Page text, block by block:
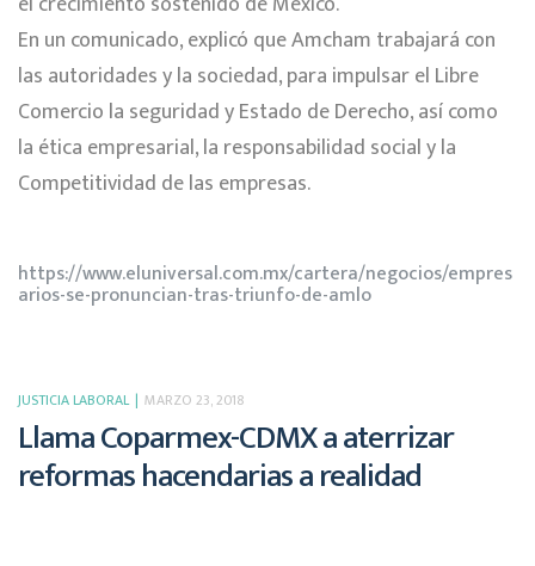
En un comunicado, explicó que Amcham trabajará con
las autoridades y la sociedad, para impulsar el Libre
Comercio la seguridad y Estado de Derecho, así como
la ética empresarial, la responsabilidad social y la
Competitividad de las empresas.
https://www.eluniversal.com.mx/cartera/negocios/empres
arios-se-pronuncian-tras-triunfo-de-amlo
JUSTICIA LABORAL MARZO 23, 2018
Llama Coparmex-CDMX a aterrizar
reformas hacendarias a realidad